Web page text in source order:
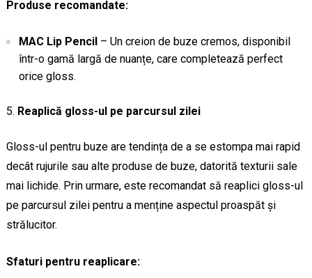
Produse recomandate:
MAC Lip Pencil – Un creion de buze cremos, disponibil
într-o gamă largă de nuanțe, care completează perfect
orice gloss.
Reaplică gloss-ul pe parcursul zilei
Gloss-ul pentru buze are tendința de a se estompa mai rapid
decât rujurile sau alte produse de buze, datorită texturii sale
mai lichide. Prin urmare, este recomandat să reaplici gloss-ul
pe parcursul zilei pentru a menține aspectul proaspăt și
strălucitor.
Sfaturi pentru reaplicare: